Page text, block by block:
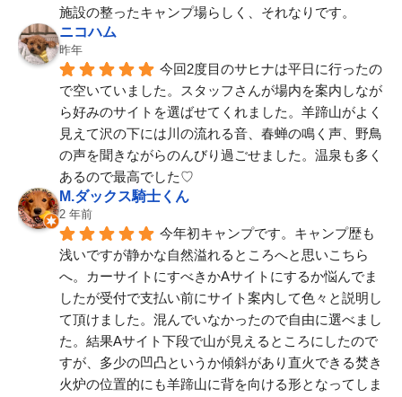
施設の整ったキャンプ場らしく、それなりです。
ニコハム
昨年
今回2度目のサヒナは平日に行ったの
で空いていました。スタッフさんが場内を案内しなが
ら好みのサイトを選ばせてくれました。羊蹄山がよく
見えて沢の下には川の流れる音、春蝉の鳴く声、野鳥
の声を聞きながらのんびり過ごせました。温泉も多く
あるので最高でした♡
M.ダックス騎士くん
2 年前
今年初キャンプです。キャンプ歴も
浅いですが静かな自然溢れるところへと思いこちら
へ。カーサイトにすべきかAサイトにするか悩んでま
したが受付で支払い前にサイト案内して色々と説明し
て頂けました。混んでいなかったので自由に選べまし
た。結果Aサイト下段で山が見えるところにしたので
すが、多少の凹凸というか傾斜があり直火できる焚き
火炉の位置的にも羊蹄山に背を向ける形となってしま